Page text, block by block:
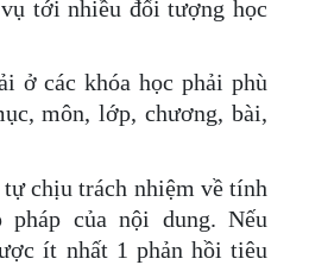
tới nhiều đối tượng học
ở các khóa học phải phù
môn, lớp, chương, bài,
chịu trách nhiệm về tính
của nội dung. Nếu
ít nhất 1 phản hồi tiêu